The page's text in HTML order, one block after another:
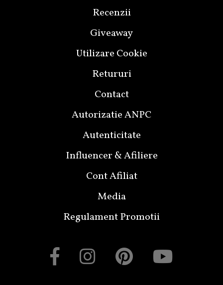
Recenzii
Giveaway
Utilizare Cookie
Retururi
Contact
Autorizatie ANPC
Autenticitate
Influencer & Afiliere
Cont Afiliat
Media
Regulament Promotii